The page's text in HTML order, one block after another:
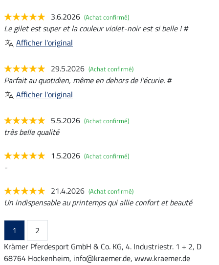
3.6.2026 (Achat confirmé)
Le gilet est super et la couleur violet-noir est si belle ! #
Afficher l'original
29.5.2026 (Achat confirmé)
Parfait au quotidien, même en dehors de l'écurie. #
Afficher l'original
5.5.2026 (Achat confirmé)
très belle qualité
1.5.2026 (Achat confirmé)
-
21.4.2026 (Achat confirmé)
Un indispensable au printemps qui allie confort et beauté
1
2
Krämer Pferdesport GmbH & Co. KG, 4. Industriestr. 1 + 2, D
68764 Hockenheim, info@kraemer.de, www.kraemer.de